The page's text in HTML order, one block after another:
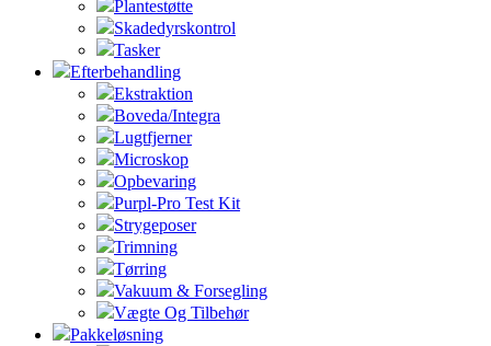
Plantestøtte
Skadedyrskontrol
Tasker
Efterbehandling
Ekstraktion
Boveda/Integra
Lugtfjerner
Microskop
Opbevaring
Purpl-Pro Test Kit
Strygeposer
Trimning
Tørring
Vakuum & Forsegling
Vægte Og Tilbehør
Pakkeløsning